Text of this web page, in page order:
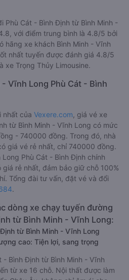
Phù Cát - Bình Định từ Bình Minh -
với điểm trung bình là 4.8/5 bởi
hãng xe khách Bình Minh - Vĩnh
nhất tuyến được đánh giá 4.8/5
xe Trọng Thủy Limousine.
Vĩnh Long Phù Cát - Bình
nhất của Vexere.com , giá vé xe
từ Bình Minh - Vĩnh Long có mức
- 740000 đồng. Trong đó, nhà
giá vé rẻ nhất, chỉ 740000 đồng.
Phù Cát - Bình Định chính
giá rẻ nhất, đảm bảo giữ chỗ 100%
Tổng đài tư vấn, đặt vé và đổi
.
dòng xe chạy tuyến đường
từ Bình Minh - Vĩnh Long:
từ Bình Minh - Vĩnh Long
cao: Tiện lợi, sang trọng
- Bình Định từ Bình Minh - Vĩnh
từ xe 16 chỗ. Nội thất được làm